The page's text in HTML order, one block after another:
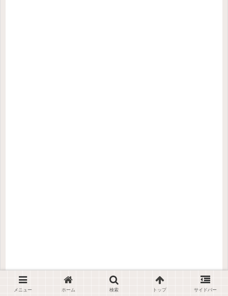
メニュー ホーム 検索 トップ サイドバー